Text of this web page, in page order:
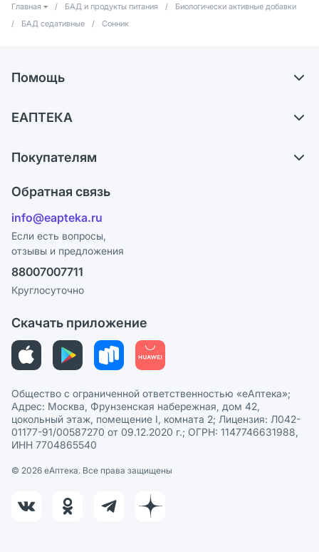
Главная / БАД и продукты питания /
Биологически активные добавки
/
БАД седативные / Сонник
Помощь
Самовывоз из аптек
Ответы на вопросы
Блог
ЕАПТЕКА
Карьера
Поставщики
Лицензия
Реклама на сайте
Ваши товары на ЕАПТЕКЕ
Покупателям
Программа СберСпасибо
Политика конфиденциальности
Пользовательское соглашение
Политика рекомендаций
Этика и соответствие
Политика в отношении обработки персональных данных
Обратная связь
info@eapteka.ru
Если есть вопросы,
отзывы и предложения
88007007711
Круглосуточно
Скачать приложение
Общество с ограниченной ответственностью «еАптека»;
Адрес: Москва, Фрунзенская набережная, дом 42,
цокольный этаж, помещение I, комната 2; Лицензия: Л042-
01177-91/00587270 от 09.12.2020 г.; ОГРН: 1147746631988,
ИНН 7704865540
© 2026 eАптека. Все права защищены